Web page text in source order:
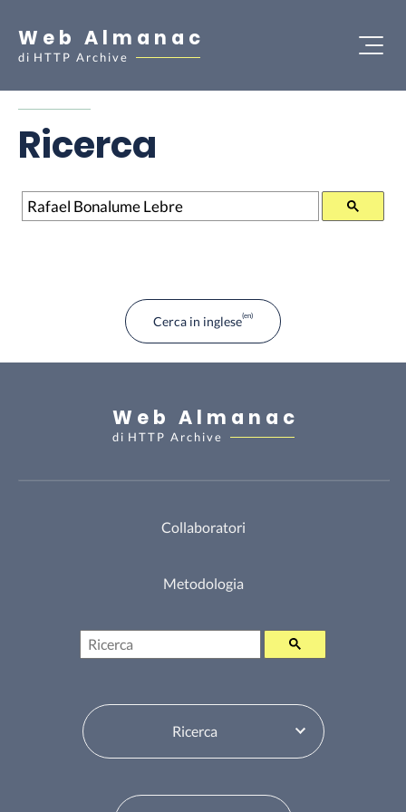
Web Almanac
di HTTP Archive
Ricerca
Ricerca
Cerca in inglese
Web Almanac
di HTTP Archive
Collaboratori
Metodologia
Ricerca
Seleziona sommario